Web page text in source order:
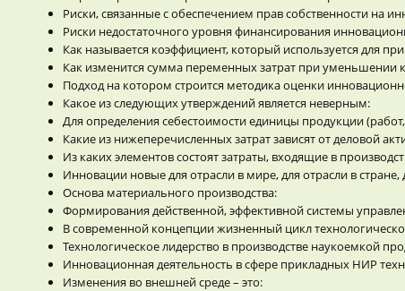
Риски, связанные с обеспечением прав собственности
Риски недостаточного уровня финансирования
Как называется коэффициент, который используется для
Как изменится сумма переменных затрат при уменьшении
Подход на котором строится методика оценки
Какое из следующих утверждений является неверным:
Для определения себестоимости единицы продукции
Какие из нижеперечисленных затрат зависят от деловой
Из каких элементов состоят затраты, входящие в
Инновации новые для отрасли в мире, для отрасли в
Основа материального производства:
Формирования действенной, эффективной системы
В современной концепции жизненный цикл
Технологическое лидерство в производстве наукоемкой
Инновационная деятельность в сфере прикладных НИР
Изменения во внешней среде – это: